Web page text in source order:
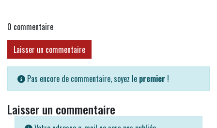
0 commentaire
Laisser un commentaire
Pas encore de commentaire, soyez le premier !
Laisser un commentaire